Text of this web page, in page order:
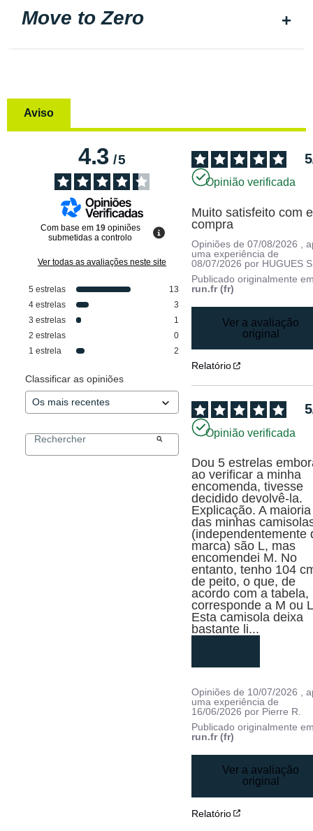
Move to Zero
Aviso
4.3/5
Com base em 19 opiniões
submetidas a controlo
Ver todas as avaliações neste site
5 estrelas
13
4 estrelas
3
3 estrelas
1
2 estrelas
0
1 estrela 2
Classificar as opiniões
5
Opinião verificada
Muito satisfeito com
compra
Opiniões de07/08/2026
,
uma experiência de
08/07/2026 por HUGUES
Publicado originalmente
run.fr (fr)
Ver a avaliação
original
Relatório
5
Opinião verificada
Dou 5 estrelas
ao verificar a minha
encomenda, tivesse
decidido devolvê-la.
Explicação. A maioria
das minhas
(independentemente
marca) são L, mas
encomendei M. No
entanto, tenho 104
de peito, o que, de
acordo com a tabela,
corresponde a M ou
Esta camisola deixa
bastante li...
Opiniões de 10/07/2026
,
uma experiência de
16/06/2026 por Pierre R.
Publicado originalmente
run.fr (fr)
Ver a avaliação
original
Relatório